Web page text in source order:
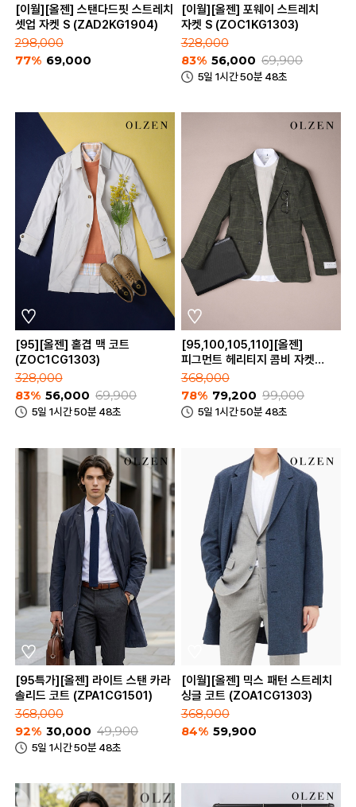
[이월][올젠] 스탠다드핏 스트레치
셋업 자켓 S (ZAD2KG1904)
298,000
77% 69,000
[이월][올젠] 포웨이 스트레치
자켓 S (ZOC1KG1303)
328,000
83% 56,000 69,900
5일 1시간 50분 48초
[95][올젠] 홑겹 맥 코트
(ZOC1CG1303)
328,000
83% 56,000 69,900
5일 1시간 50분 48초
[95,100,105,110][올젠]
피그먼트 헤리티지 콤비 자켓
(ZOD1KG1342)
368,000
78% 79,200 99,000
5일 1시간 50분 48초
[95특가][올젠] 라이트 스탠 카라
솔리드 코트 (ZPA1CG1501)
368,000
92% 30,000 49,900
5일 1시간 50분 48초
[이월][올젠] 믹스 패턴 스트레치
싱글 코트 (ZOA1CG1303)
368,000
84% 59,900